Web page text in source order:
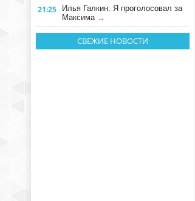
21:25
Илья Галкин: Я проголосовал за
Максима →
СВЕЖИЕ НОВОСТИ